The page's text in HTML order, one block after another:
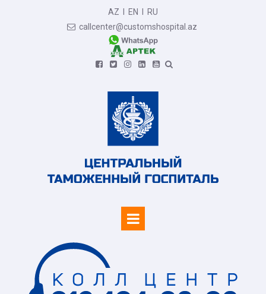
AZ EN RU
 callcenter@customshospital.az
     